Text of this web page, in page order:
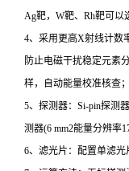
Ag靶，W靶、Rh靶可以
4、采用更高X射线计数
防止电磁干扰稳定元素
样，自动能量校准核查；
5、探测器：Si-pin探测
测器(6 mm2能量分辨率
6、滤光片：配置单滤光